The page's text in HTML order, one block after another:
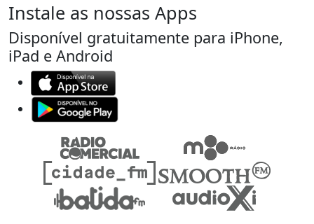
Instale as nossas Apps
Disponível gratuitamente para iPhone,
iPad e Android